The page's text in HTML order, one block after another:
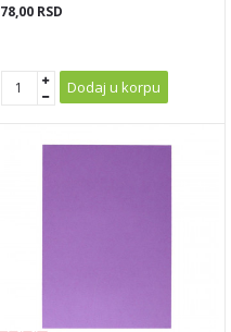
78,00 RSD
Dodaj u korpu